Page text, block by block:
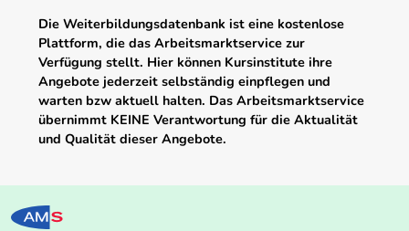
Die Weiterbildungsdatenbank ist eine kostenlose
Plattform, die das Arbeitsmarktservice zur
Verfügung stellt. Hier können Kursinstitute ihre
Angebote jederzeit selbständig einpflegen und
warten bzw aktuell halten. Das Arbeitsmarktservice
übernimmt KEINE Verantwortung für die Aktualität
und Qualität dieser Angebote.